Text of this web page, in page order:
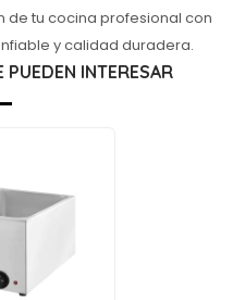
de tu cocina profesional con
y calidad duradera.
INTERESAR